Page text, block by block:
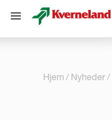
Hjem Nyheder
CCookie-styringspanel